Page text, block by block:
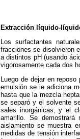
Extracción líquido-
Los surfactantes
fracciones se disolvieron
a distintos pH (usando
vigorosamente cada dos
Luego de dejar en
emulsión se le adiciona
hasta que la mezcla
se separó y el solvente
sales inorgánicas, y el
amarillo. Se
aislamiento se muestra
medidas de tensión